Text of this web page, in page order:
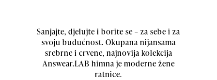
Sanjajte, djelujte i borite se – za sebe i za
svoju budućnost. Okupana nijansama
srebrne i crvene, najnovija kolekcija
Answear.LAB himna je moderne žene
ratnice.